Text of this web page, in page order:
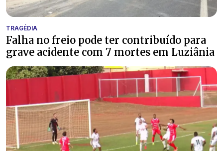
TRAGÉDIA
Falha no freio pode ter contribuído para
grave acidente com 7 mortes em Luziânia